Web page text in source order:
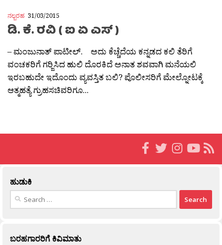
ನಲ್ಬರಹ 31/03/2015
ಡಿ. ಕೆ. ರವಿ ( ಐ ಏ ಎಸ್ )
– ಮಂಜುನಾತ್ ಪಾಟೀಲ್. ಅದು ಕೆಚ್ಚೆದೆಯ ಕನ್ನಡದ ಕಲಿ ತೆರಿಗೆ
ವಂಚಕರಿಗೆ ಗರ‍್ಜಿಸಿದ ಹುಲಿ ದೊರಕಿದೆ ಅನಾತ ಶವವಾಗಿ ಮನೆಯಲಿ
ಇರಬಹುದೇ ಇದೊಂದು ವ್ಯವಸ್ತಿತ ಬಲಿ? ಪೊಲೀಸರಿಗೆ ಮೇಲ್ನೋಟಕ್ಕೆ
ಆತ್ಮಹತ್ಯೆ ಗ್ರುಹಸಚಿವರಿಗೂ...
ಹುಡುಕಿ
Search
ಬರಹಗಾರರಿಗೆ ಕಿವಿಮಾತು